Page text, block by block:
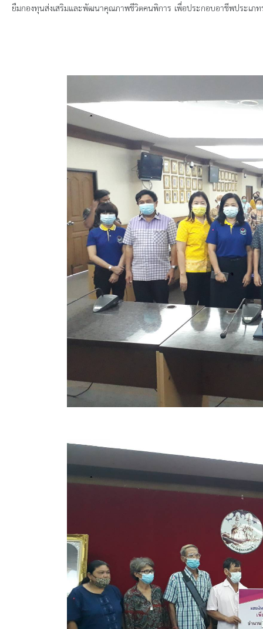
ประวัตินายก
กิจกรรม
ข่าวประชาสัมพันธ์
ประกาศจัดซื้อ-จัดจ้าง
ประกาศจัดซื้อ-จัดจ้างภาครัฐ
รายงานผู้ใช้บริการกล้อง CCTV
ข้อมูลการเลือกตั้ง
นโยบายคุ้มครองข้อมูลส่วนบุคคล
ผลงาน
มาตรฐานกำหนดตำแหน่ง
VDO Present
ประกาศแผนการจัดซื้อจัดจ้าง
ประกาศแผนการจัดหาพัสดุ
รายงานผลการจัดซื้อจัดจ้างประจำปีงบประมาณ
สรุปผลการดำเนินงานจัดซื้อจัดจ้างในรอบเดือน (สข
ประกาศผู้ชนะการเสนอราคา
ประกาศราคากลาง
ประกาศเชิญชวนประกวดราคา (e-bidding)
ยืมกองทุนส่งเสริมและพัฒนาคุณภาพชีวิตคนพิการ เพื่อประกอบอาชีพประเภ